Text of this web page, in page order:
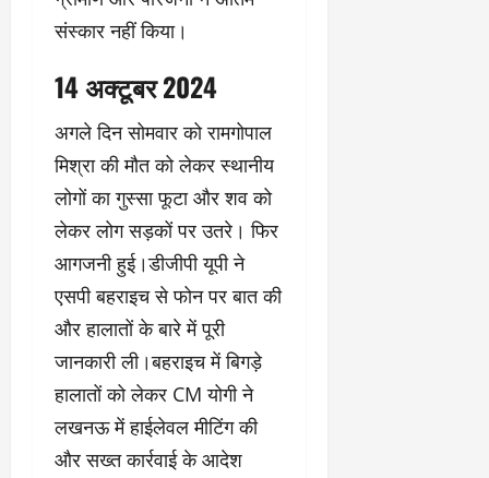
संस्कार नहीं किया।
14 अक्टूबर 2024
अगले दिन सोमवार को रामगोपाल
मिश्रा की मौत को लेकर स्थानीय
लोगों का गुस्सा फूटा और शव को
लेकर लोग सड़कों पर उतरे। फिर
आगजनी हुई।डीजीपी यूपी ने
एसपी बहराइच से फोन पर बात की
और हालातों के बारे में पूरी
जानकारी ली।बहराइच में बिगड़े
हालातों को लेकर CM योगी ने
लखनऊ में हाईलेवल मीटिंग की
और सख्त कार्रवाई के आदेश